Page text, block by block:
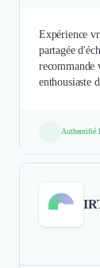
Expérience
partagée
recommande
enthousiaste
Authentifié